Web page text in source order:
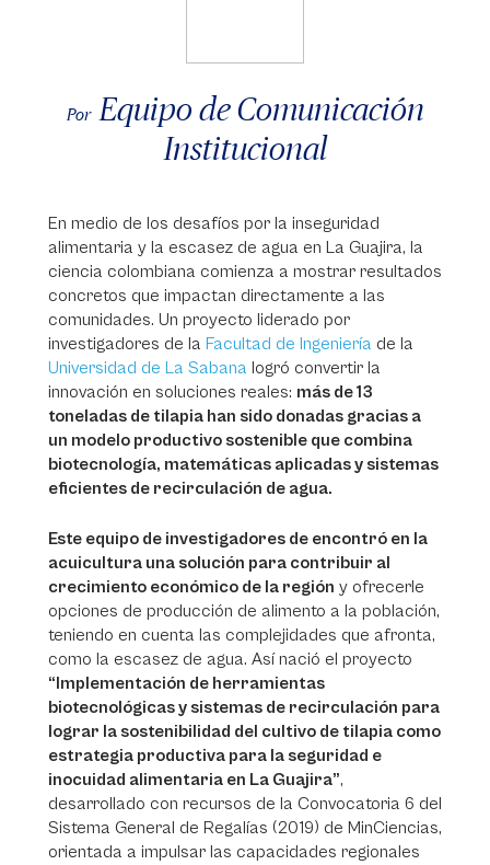
Por Equipo de Comunicación
Institucional
En medio de los desafíos por la inseguridad
alimentaria y la escasez de agua en La Guajira, la
ciencia colombiana comienza a mostrar resultados
concretos que impactan directamente a las
comunidades. Un proyecto liderado por
investigadores de la Facultad de Ingeniería de la
Universidad de La Sabana logró convertir la
innovación en soluciones reales: más de 13
toneladas de tilapia han sido donadas gracias a
un modelo productivo sostenible que combina
biotecnología, matemáticas aplicadas y sistemas
eficientes de recirculación de agua.
Este equipo de investigadores de encontró en la
acuicultura una solución para contribuir al
crecimiento económico de la región y ofrecerle
opciones de producción de alimento a la población,
teniendo en cuenta las complejidades que afronta,
como la escasez de agua. Así nació el proyecto
“Implementación de herramientas
biotecnológicas y sistemas de recirculación para
lograr la sostenibilidad del cultivo de tilapia como
estrategia productiva para la seguridad e
inocuidad alimentaria en La Guajira”,
desarrollado con recursos de la Convocatoria 6 del
Sistema General de Regalías (2019) de MinCiencias,
orientada a impulsar las capacidades regionales